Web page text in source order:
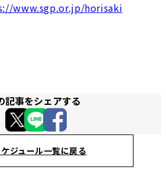
www.sgp.or.jp/horisaki
記事をシェアする
ジュール一覧に戻る